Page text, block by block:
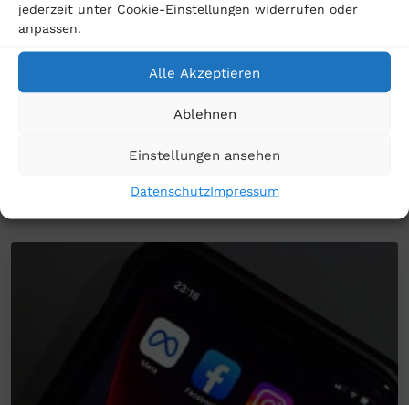
jederzeit unter Cookie-Einstellungen widerrufen oder
anpassen.
Alle Akzeptieren
Ablehnen
Einstellungen ansehen
DatenschutzImpressum
wir gemeinsam mit Ihnen Ihre Ansprüche.
Passende Beiträge